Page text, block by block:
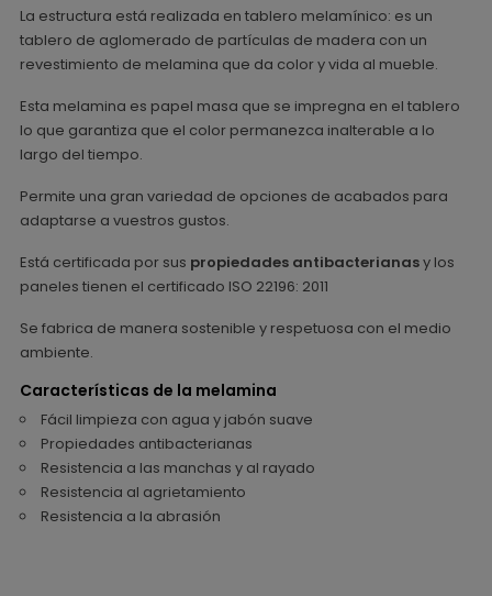
La estructura está realizada en tablero melamínico: es un
tablero de aglomerado de partículas de madera con un
revestimiento de melamina que da color y vida al mueble.
Esta melamina es papel masa que se impregna en el tablero
lo que garantiza que el color permanezca inalterable a lo
largo del tiempo.
Permite una gran variedad de opciones de acabados para
adaptarse a vuestros gustos.
Está certificada por sus propiedades antibacterianasy los
paneles tienen el certificado ISO 22196: 2011
Se fabrica de manera sostenible y respetuosa con el medio
ambiente.
Características de la melamina
Fácil limpieza con agua y jabón suave
Propiedades antibacterianas
Resistencia a las manchas y al rayado
Resistencia al agrietamiento
Resistencia a la abrasión